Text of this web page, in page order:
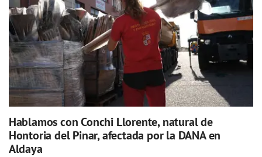
Hablamos con Conchi Llorente, natural de
Hontoria del Pinar, afectada por la DANA en
Aldaya